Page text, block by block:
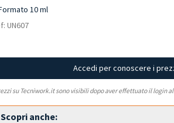
10 ml
UN607
Accedi per conoscere i
su Tecniwork.it sono visibili dopo aver effettuato il login
Scopri anche: